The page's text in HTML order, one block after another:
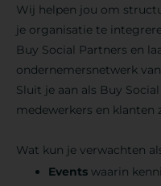
Wij helpen jou om
je organisatie te
Buy Social Partners en
ondernemersnetwerk
Sluit je aan als Buy
medewerkers en klanten
Wat kun je verwachten
Events waarin